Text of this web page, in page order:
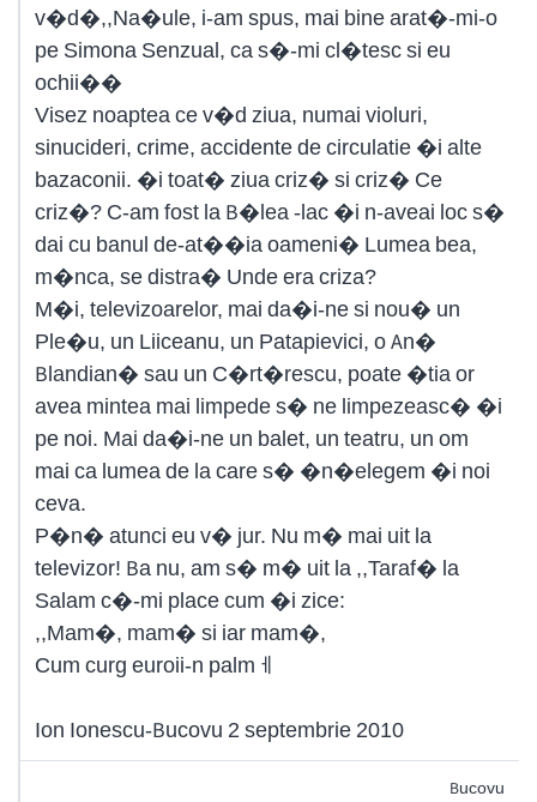
v�d�,,Na�ule, i-am spus, mai bine arat�-mi-o
pe Simona Senzual, ca s�-mi cl�tesc si eu
ochii��
Visez noaptea ce v�d ziua, numai violuri,
sinucideri, crime, accidente de circulatie �i alte
bazaconii. �i toat� ziua criz� si criz� Ce
criz�? C-am fost la B�lea -lac �i n-aveai loc s�
dai cu banul de-at��ia oameni� Lumea bea,
m�nca, se distra� Unde era criza?
M�i, televizoarelor, mai da�i-ne si nou� un
Ple�u, un Liiceanu, un Patapievici, o An�
Blandian� sau un C�rt�rescu, poate �tia or
avea mintea mai limpede s� ne limpezeasc� �i
pe noi. Mai da�i-ne un balet, un teatru, un om
mai ca lumea de la care s� �n�elegem �i noi
ceva.
P�n� atunci eu v� jur. Nu m� mai uit la
televizor! Ba nu, am s� m� uit la ,,Taraf� la
Salam c�-mi place cum �i zice:
,,Mam�, mam� si iar mam�,
Cum curg euroii-n palmㅔ
Ion Ionescu-Bucovu 2 septembrie 2010
Bucovu